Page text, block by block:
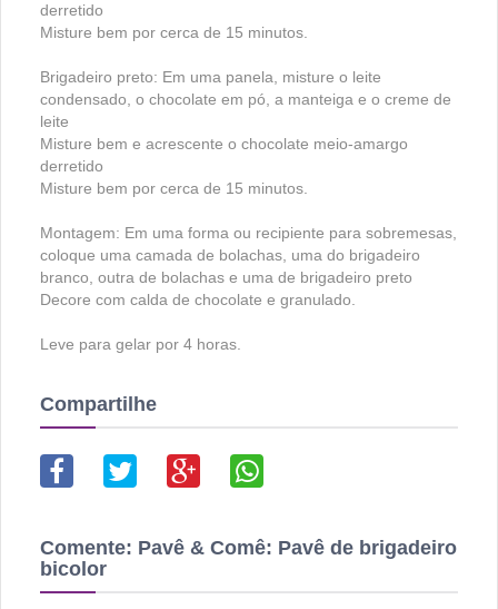
derretido
Misture bem por cerca de 15 minutos.
Brigadeiro preto: Em uma panela, misture o leite
condensado, o chocolate em pó, a manteiga e o creme de
leite
Misture bem e acrescente o chocolate meio-amargo
derretido
Misture bem por cerca de 15 minutos.
Montagem: Em uma forma ou recipiente para sobremesas,
coloque uma camada de bolachas, uma do brigadeiro
branco, outra de bolachas e uma de brigadeiro preto
Decore com calda de chocolate e granulado.
Leve para gelar por 4 horas.
Compartilhe
Comente: Pavê & Comê: Pavê de brigadeiro
bicolor